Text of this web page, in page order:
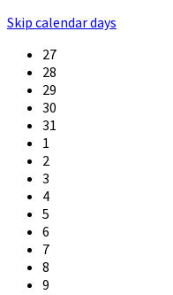
Skip calendar days
27
28
29
30
31
1
2
3
4
5
6
7
8
9